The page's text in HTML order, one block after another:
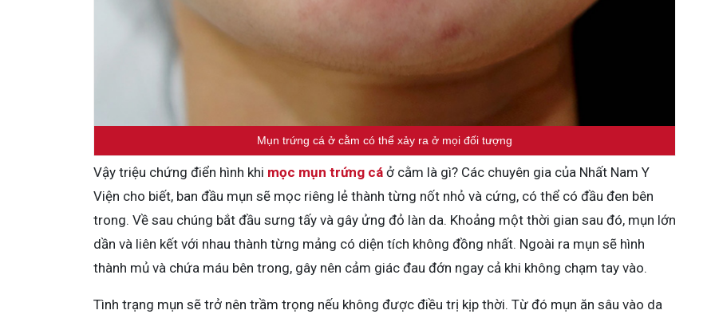
Mụn trứng cá ở cằm có thể xảy ra ở mọi đối tượng
Vậy triệu chứng điển hình khi mọc mụn trứng cá ở cằm là gì? Các chuyên gia của Nhất Nam Y
Viện cho biết, ban đầu mụn sẽ mọc riêng lẻ thành từng nốt nhỏ và cứng, có thể có đầu đen bên
trong. Về sau chúng bắt đầu sưng tấy và gây ửng đỏ làn da. Khoảng một thời gian sau đó, mụn lớn
dần và liên kết với nhau thành từng mảng có diện tích không đồng nhất. Ngoài ra mụn sẽ hình
thành mủ và chứa máu bên trong, gây nên cảm giác đau đớn ngay cả khi không chạm tay vào.
Tình trạng mụn sẽ trở nên trầm trọng nếu không được điều trị kịp thời. Từ đó mụn ăn sâu vào da